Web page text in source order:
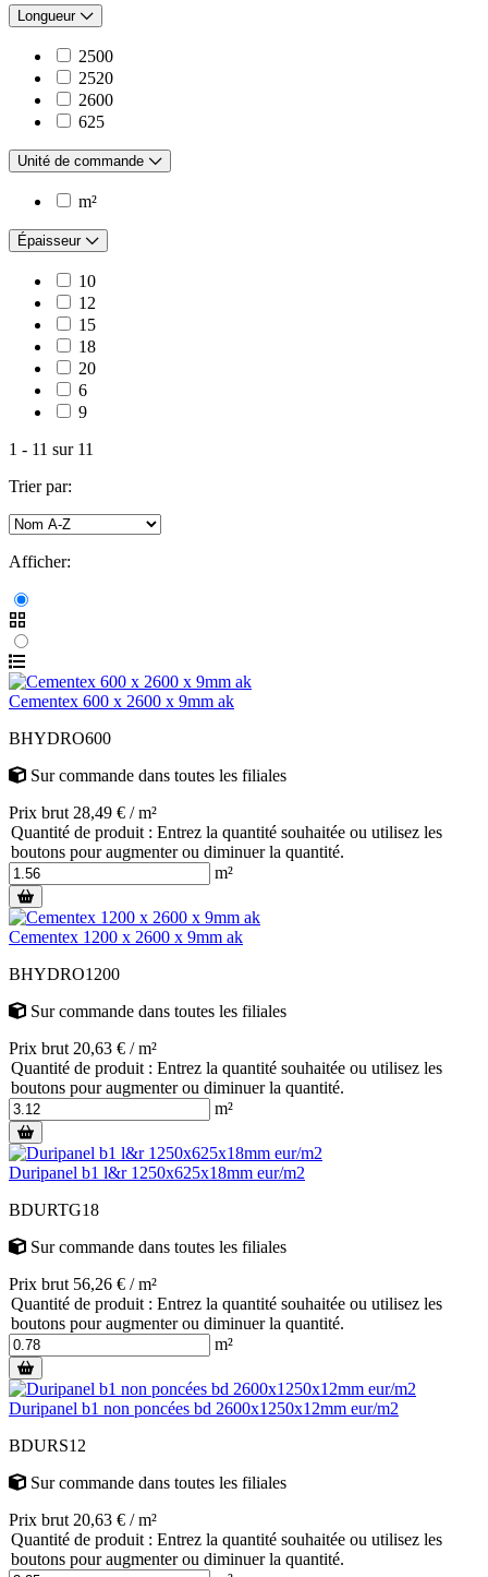
Longueur
2500
2520
2600
625
Unité de commande
m²
Épaisseur
10
12
15
18
20
6
9
1 - 11 sur11
Trier par:
Afficher:
Cementex 600 x 2600 x 9mm ak
BHYDRO600
Sur commande dans toutes les filiales
Prix brut 28,49 € / m²
Quantité de produit : Entrez la quantité souhaitée ou utilisez les
boutons pour augmenter ou diminuer la quantité.
m²
Cementex 1200 x 2600 x 9mm ak
BHYDRO1200
Sur commande dans toutes les filiales
Prix brut 20,63 € / m²
Quantité de produit : Entrez la quantité souhaitée ou utilisez les
boutons pour augmenter ou diminuer la quantité.
m²
Duripanel b1 l&r 1250x625x18mm eur/m2
BDURTG18
Sur commande dans toutes les filiales
Prix brut 56,26 € / m²
Quantité de produit : Entrez la quantité souhaitée ou utilisez les
boutons pour augmenter ou diminuer la quantité.
m²
Duripanel b1 non poncées bd 2600x1250x12mm eur/m2
BDURS12
Sur commande dans toutes les filiales
Prix brut 20,63 € / m²
Quantité de produit : Entrez la quantité souhaitée ou utilisez les
boutons pour augmenter ou diminuer la quantité.